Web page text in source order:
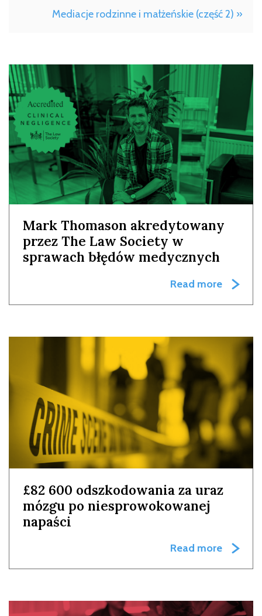
Mediacje rodzinne i małżeńskie (część 2) »
Mark Thomason akredytowany
przez The Law Society w
sprawach błędów medycznych
Read more
£82 600 odszkodowania za uraz
mózgu po niesprowokowanej
napaści
Read more